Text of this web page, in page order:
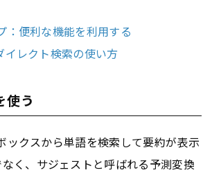
：便利な機能を利用する
レクト検索の使い方
使う
ックスから単語を検索して要約が表示
く、サジェストと呼ばれる予測変換